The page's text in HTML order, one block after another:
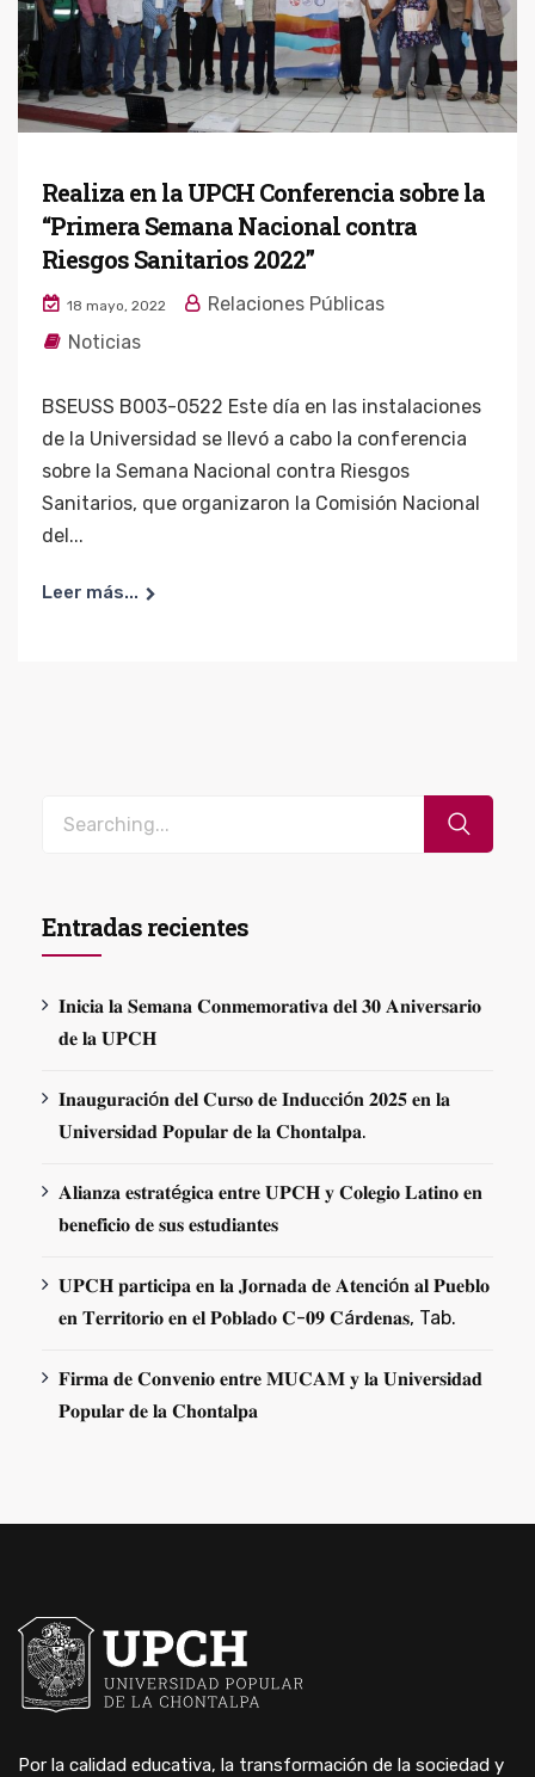
Realiza en la UPCH Conferencia sobre la
“Primera Semana Nacional contra
Riesgos Sanitarios 2022”
18 mayo, 2022
Relaciones Públicas
Noticias
BSEUSS B003-0522 Este día en las instalaciones
de la Universidad se llevó a cabo la conferencia
sobre la Semana Nacional contra Riesgos
Sanitarios, que organizaron la Comisión Nacional
del...
Leer más...
Entradas recientes
𝐈𝐧𝐢𝐜𝐢𝐚 𝐥𝐚 𝐒𝐞𝐦𝐚𝐧𝐚 𝐂𝐨𝐧𝐦𝐞𝐦𝐨𝐫𝐚𝐭𝐢𝐯𝐚 𝐝𝐞𝐥 𝟑𝟎 𝐀𝐧𝐢𝐯𝐞𝐫𝐬𝐚𝐫𝐢𝐨
𝐝𝐞 𝐥𝐚 𝐔𝐏𝐂𝐇
𝐈𝐧𝐚𝐮𝐠𝐮𝐫𝐚𝐜𝐢ó𝐧 𝐝𝐞𝐥 𝐂𝐮𝐫𝐬𝐨 𝐝𝐞 𝐈𝐧𝐝𝐮𝐜𝐜𝐢ó𝐧 𝟐𝟎𝟐𝟓 𝐞𝐧 𝐥𝐚
𝐔𝐧𝐢𝐯𝐞𝐫𝐬𝐢𝐝𝐚𝐝 𝐏𝐨𝐩𝐮𝐥𝐚𝐫 𝐝𝐞 𝐥𝐚 𝐂𝐡𝐨𝐧𝐭𝐚𝐥𝐩𝐚.
𝐀𝐥𝐢𝐚𝐧𝐳𝐚 𝐞𝐬𝐭𝐫𝐚𝐭é𝐠𝐢𝐜𝐚 𝐞𝐧𝐭𝐫𝐞 𝐔𝐏𝐂𝐇 𝐲 𝐂𝐨𝐥𝐞𝐠𝐢𝐨 𝐋𝐚𝐭𝐢𝐧𝐨 𝐞𝐧
𝐛𝐞𝐧𝐞𝐟𝐢𝐜𝐢𝐨 𝐝𝐞 𝐬𝐮𝐬 𝐞𝐬𝐭𝐮𝐝𝐢𝐚𝐧𝐭𝐞𝐬
𝐔𝐏𝐂𝐇 𝐩𝐚𝐫𝐭𝐢𝐜𝐢𝐩𝐚 𝐞𝐧 𝐥𝐚 𝐉𝐨𝐫𝐧𝐚𝐝𝐚 𝐝𝐞 𝐀𝐭𝐞𝐧𝐜𝐢ó𝐧 𝐚𝐥 𝐏𝐮𝐞𝐛𝐥𝐨
𝐞𝐧 𝐓𝐞𝐫𝐫𝐢𝐭𝐨𝐫𝐢𝐨 𝐞𝐧 𝐞𝐥 𝐏𝐨𝐛𝐥𝐚𝐝𝐨 𝐂-𝟎𝟗 𝐂á𝐫𝐝𝐞𝐧𝐚𝐬, Tab.
𝐅𝐢𝐫𝐦𝐚 𝐝𝐞 𝐂𝐨𝐧𝐯𝐞𝐧𝐢𝐨 𝐞𝐧𝐭𝐫𝐞 𝐌𝐔𝐂𝐀𝐌 𝐲 𝐥𝐚 𝐔𝐧𝐢𝐯𝐞𝐫𝐬𝐢𝐝𝐚𝐝
𝐏𝐨𝐩𝐮𝐥𝐚𝐫 𝐝𝐞 𝐥𝐚 𝐂𝐡𝐨𝐧𝐭𝐚𝐥𝐩𝐚
Por la calidad educativa, la transformación de la sociedad y